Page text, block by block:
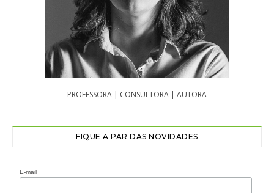
PROFESSORA | CONSULTORA | AUTORA
FIQUE A PAR DAS NOVIDADES
E-mail